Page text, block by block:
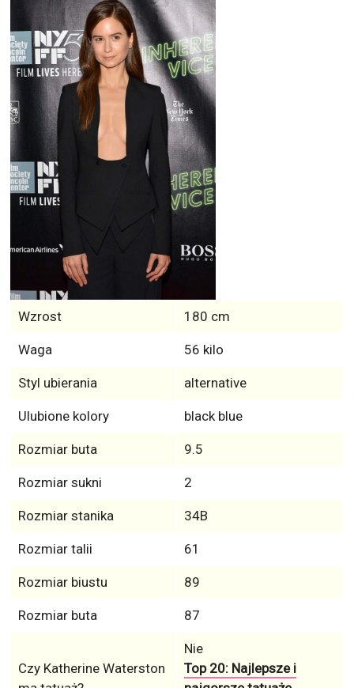
Wzrost 180 cm
Waga 56 kilo
Styl ubierania alternative
Ulubione kolory black blue
Rozmiar buta 9.5
Rozmiar sukni 2
Rozmiar stanika 34B
Rozmiar talii 61
Rozmiar biustu 89
Rozmiar buta 87
Czy Katherine Waterston
Nie
Top 20: Najlepsze i